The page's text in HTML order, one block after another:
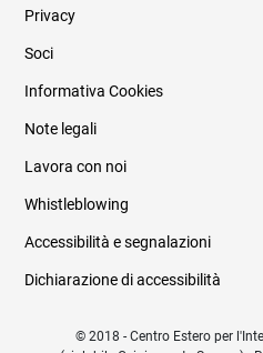
Privacy
Soci
Informativa Cookies
Note legali
Lavora con noi
Whistleblowing
Accessibilità e segnalazioni
Dichiarazione di accessibilità
© 2018 - Centro Estero per